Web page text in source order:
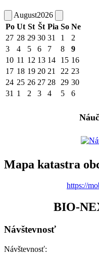
August2026
Po Ut St Št Pia So Ne
27 28 29 30 31 1
2
3
4 5 6 7 8
9
10 11 12 13 14 15 16
17 18 19 20 21 22 23
24 25 26 27 28 29 30
31 1 2 3 4 5 6
Mapa katastra
https://
BIO-
Návštevnosť
Návštevnosť: